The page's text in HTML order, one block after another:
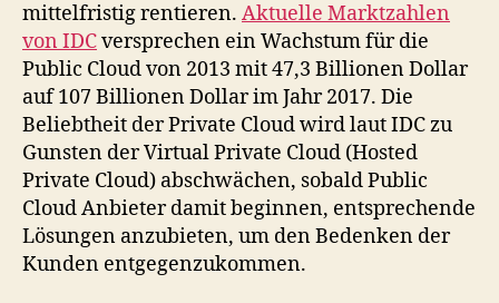
mittelfristig rentieren. Aktuelle Marktzahlen
von IDCversprechen ein Wachstum für die
Public Cloud von 2013 mit 47,3 Billionen Dollar
auf 107 Billionen Dollar im Jahr 2017. Die
Beliebtheit der Private Cloud wird laut IDC zu
Gunsten der Virtual Private Cloud (Hosted
Private Cloud) abschwächen, sobald Public
Cloud Anbieter damit beginnen, entsprechende
Lösungen anzubieten, um den Bedenken der
Kunden entgegenzukommen.